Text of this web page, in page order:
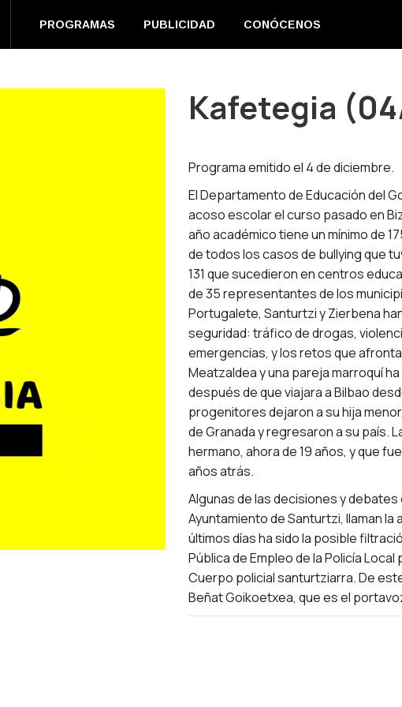
PROGRAMAS PUBLICIDAD CONÓCENOS
Kafetegia
Programa emitido el 4 de diciembre.
El Departamento de Educación del
acoso escolar el curso pasado en
año académico tiene un mínimo de
de todos los casos de bullying que
131 que sucedieron en centros
de 35 representantes de los
Portugalete, Santurtzi y Zierbena
seguridad: tráfico de drogas,
emergencias, y los retos que
Meatzaldea y una pareja marroquí
después de que viajara a Bilbao
progenitores dejaron a su hija
de Granada y regresaron a su país.
hermano, ahora de 19 años, y que
años atrás.
Algunas de las decisiones y
Ayuntamiento de Santurtzi, llaman
últimos días ha sido la posible
Pública de Empleo de la Policía
Cuerpo policial santurtziarra. De
Beñat Goikoetxea, que es el
PROGRAMAS PUBLICIDAD CONÓCENOS
EN DIRECTO